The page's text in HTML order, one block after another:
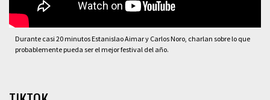
Durante casi 20 minutos Estanislao Aimar y Carlos Noro, charlan sobre lo que
probablemente pueda ser el mejor festival del año.